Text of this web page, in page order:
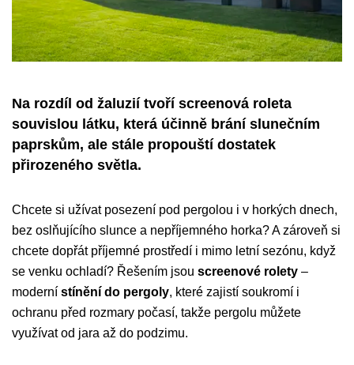
Na rozdíl od žaluzií tvoří screenová roleta
souvislou látku, která účinně brání slunečním
paprskům, ale stále propouští dostatek
přirozeného světla.
Chcete si užívat posezení pod pergolou i v horkých dnech,
bez oslňujícího slunce a nepříjemného horka? A zároveň si
chcete dopřát příjemné prostředí i mimo letní sezónu, když
se venku ochladí? Řešením jsou screenové rolety –
moderní stínění do pergoly, které zajistí soukromí i
ochranu před rozmary počasí, takže pergolu můžete
využívat od jara až do podzimu.